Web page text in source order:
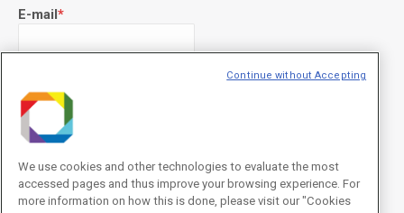
E-mail*
Declaração de consentimento
Concordo com os termos de uso descritos na
Privacidade
We use cookies and other technologies to evaluate the most
accessed pages and thus improve your browsing experience. For
more information on how this is done, please visit our "Cookies
Continue without Accepting